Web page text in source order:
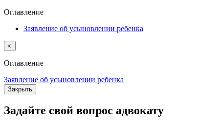
Оглавление
Заявление об усыновлении ребенка
<
Оглавление
Заявление об усыновлении ребенка
Закрыть
Задайте свой вопрос адвокату